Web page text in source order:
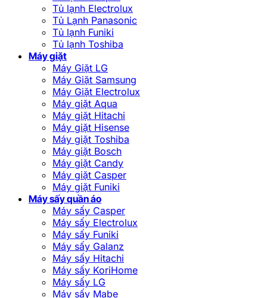
Tủ lạnh Electrolux
Tủ Lạnh Panasonic
Tủ lạnh Funiki
Tủ lạnh Toshiba
Máy giặt
Máy Giặt LG
Máy Giặt Samsung
Máy Giặt Electrolux
Máy giặt Aqua
Máy giặt Hitachi
Máy giặt Hisense
Máy giặt Toshiba
Máy giặt Bosch
Máy giặt Candy
Máy giặt Casper
Máy giặt Funiki
Máy sấy quần áo
Máy sấy Casper
Máy sấy Electrolux
Máy sấy Funiki
Máy sấy Galanz
Máy sấy Hitachi
Máy sấy KoriHome
Máy sấy LG
Máy sấy Mabe